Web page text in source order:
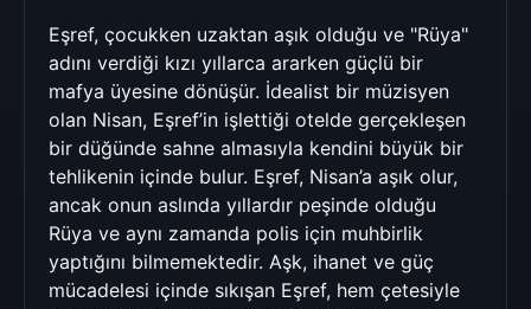
Eşref, çocukken uzaktan aşık olduğu ve "Rüya"
adını verdiği kızı yıllarca ararken güçlü bir
mafya üyesine dönüşür. İdealist bir müzisyen
olan Nisan, Eşref’in işlettiği otelde gerçekleşen
bir düğünde sahne almasıyla kendini büyük bir
tehlikenin içinde bulur. Eşref, Nisan’a aşık olur,
ancak onun aslında yıllardır peşinde olduğu
Rüya ve aynı zamanda polis için muhbirlik
yaptığını bilmemektedir. Aşk, ihanet ve güç
mücadelesi içinde sıkışan Eşref, hem çetesiyle